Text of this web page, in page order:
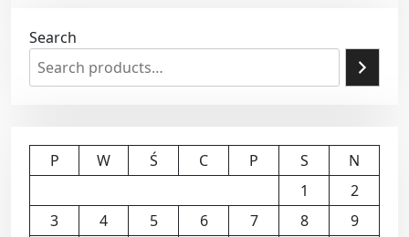
Search
P W Ś C P S
N
1
2
3
4 5 6 7 8
9